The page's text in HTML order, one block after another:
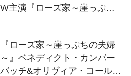
W主演『ローズ家～崖っぷち
り見放題独占配信
『ローズ家～崖っぷちの夫婦
～』ベネディクト・カンバー
バッチ&オリヴィア・コールマ